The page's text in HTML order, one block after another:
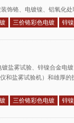
饰铬、电镀镍、铝氧化处
三价铬彩色电镀 锌
盐雾试验、锌镍合金电
和盐雾试验机）和雄厚
三价铬彩色电镀 锌